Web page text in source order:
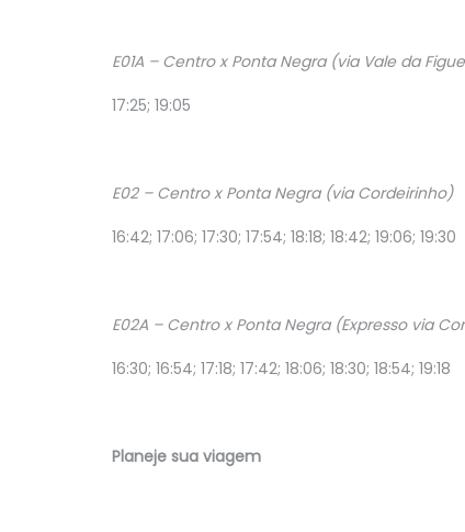
E01A – Centro x Ponta Negra (via Vale da
17:25; 19:05
E02 – Centro x Ponta Negra (via Cordeirinho)
16:42; 17:06; 17:30; 17:54; 18:18; 18:42; 19:06; 19:30
E02A – Centro x Ponta Negra (Expresso via
16:30; 16:54; 17:18; 17:42; 18:06; 18:30; 18:54; 19:18
Planeje sua viagem